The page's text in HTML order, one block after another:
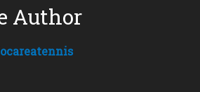
Author